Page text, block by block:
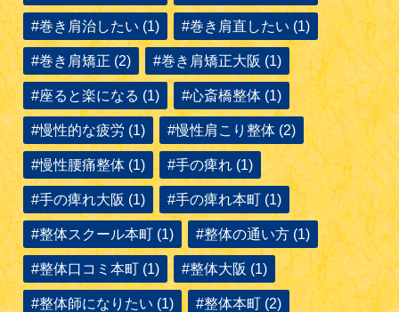
#巻き肩治したい (1) #巻き肩直したい (1)
#巻き肩矯正 (2) #巻き肩矯正大阪 (1)
#座ると楽になる (1) #心斎橋整体 (1)
#慢性的な疲労 (1) #慢性肩こり整体 (2)
#慢性腰痛整体 (1) #手の痺れ (1)
#手の痺れ大阪 (1) #手の痺れ本町 (1)
#整体スクール本町 (1) #整体の通い方 (1)
#整体口コミ本町 (1) #整体大阪 (1)
#整体師になりたい (1) #整体本町 (2)